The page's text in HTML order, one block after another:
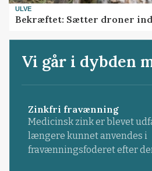
ULVE
Bekræftet: Sætter droner
Vi går i dybden
Zinkfri fravænning
Medicinsk zink er blevet
længere kunnet anvendes i
fravænningsfoderet efter